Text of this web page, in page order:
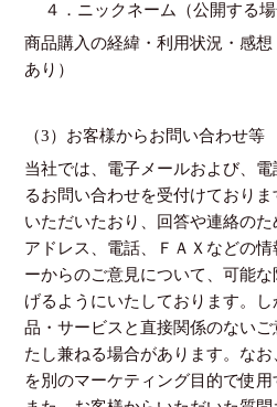
４．ニックネーム（公開する場
商品購入の経緯・利用状況・感
あり）
（3）お客様からお問い合わせ等
当社では、電子メールおよび、
るお問い合わせを受付けており
いただいたおり、回答や連絡の
アドレス、電話、ＦＡＸなどの
ーからのご意見について、可能
げるようにいたしております。
品・サービスと直接関係のない
たし兼ねる場合があります。な
を別のマーケティング目的で使用